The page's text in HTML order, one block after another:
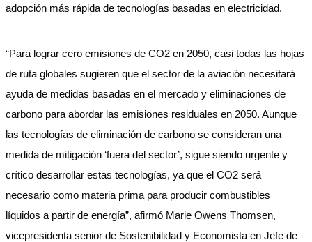
adopción más rápida de tecnologías basadas en electricidad.
“Para lograr cero emisiones de CO2 en 2050, casi todas las hojas
de ruta globales sugieren que el sector de la aviación necesitará
ayuda de medidas basadas en el mercado y eliminaciones de
carbono para abordar las emisiones residuales en 2050. Aunque
las tecnologías de eliminación de carbono se consideran una
medida de mitigación ‘fuera del sector’, sigue siendo urgente y
crítico desarrollar estas tecnologías, ya que el CO2 será
necesario como materia prima para producir combustibles
líquidos a partir de energía”, afirmó Marie Owens Thomsen,
vicepresidenta senior de Sostenibilidad y Economista en Jefe de